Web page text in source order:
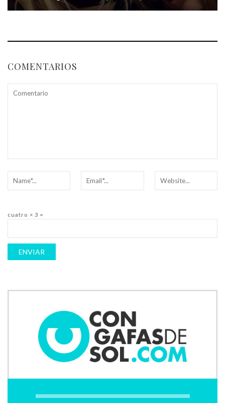
COMENTARIOS
cuatro × 3 =